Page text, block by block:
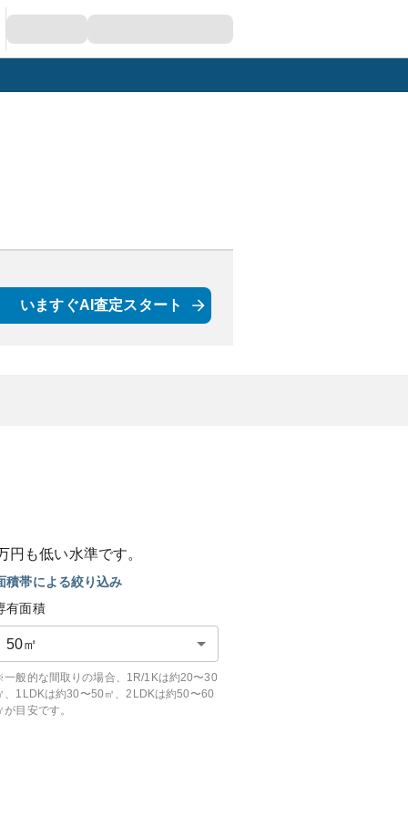
いますぐAI査定スタート
円も低い水準です。
積帯による絞り込み
有面積
50㎡
般的な間取りの場合、1R/1Kは約20〜30
、1LDKは約30〜50㎡、2LDKは約50〜60
が目安です。